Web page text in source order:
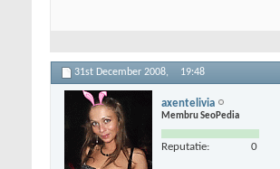
31st December 2008, 19:48
axentelivia
Membru SeoPedia
Reputatie: 0